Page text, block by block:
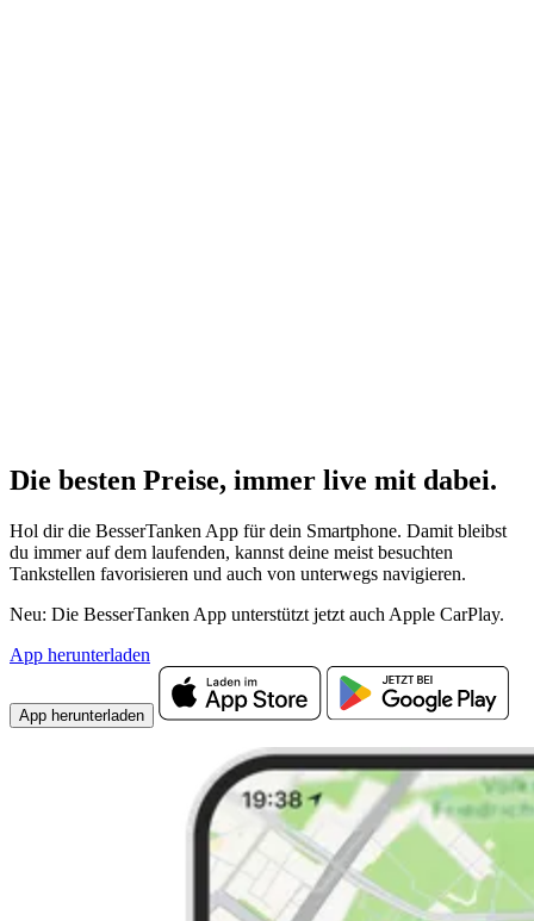
Die besten Preise, immer live mit dabei.
Hol dir die BesserTanken App für dein Smartphone. Damit bleibst
du immer auf dem laufenden, kannst deine meist besuchten
Tankstellen favorisieren und auch von unterwegs navigieren.
Neu: Die BesserTanken App unterstützt jetzt auch Apple CarPlay.
App herunterladen
App herunterladen